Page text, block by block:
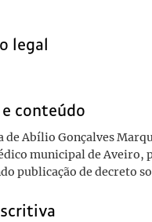
legal
conteúdo
de Abílio Gonçalves
municipal de Aveiro,
publicação de decreto